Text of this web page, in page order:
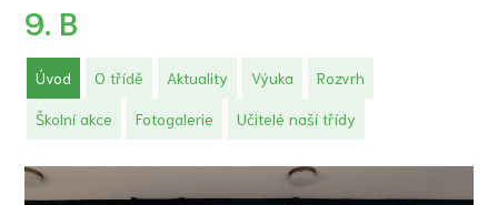
9. B
Úvod (aktuální)
O třídě Aktuality Výuka Rozvrh
Školní akce Fotogalerie Učitelé naší třídy